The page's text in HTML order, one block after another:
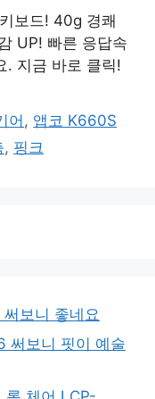
보드! 40g 경쾌
UP! 빠른 응답속
. 지금 바로 클릭!
어, 앱코 K660S
, 핑크
보니 좋네요
써보니 핏이 예술